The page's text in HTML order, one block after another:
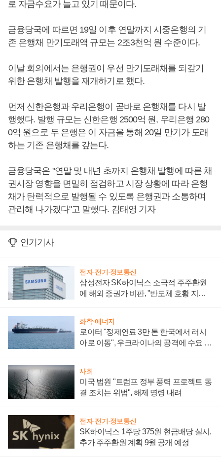
로 자금수요가 늘고 있기 때문이다.
금융당국에 따르면 19일 이후 연말까지 시중은행의 기
존 은행채 만기도래액 규모는 2조3천억 원 수준이다.
이날 회의에서는 은행권이 우선 만기도래채를 되갚기
위한 은행채 발행을 재개하기로 했다.
먼저 신한은행과 우리은행이 곧바로 은행채를 다시 발
행했다. 발행 규모는 신한은행 2500억 원, 우리은행 280
0억 원으로 두 은행은 이 자금을 통해 20일 만기가 도래
하는 기존 은행채를 갚는다.
금융당국은 "연말 및 내년 초까지 은행채 발행에 따른 채
권시장 영향을 면밀히 점검하고 시장 상황에 따라 은행
채가 탄력적으로 발행될 수 있도록 은행권과 소통하며
관리해 나가겠다"고 말했다. 김태영 기자
인기기사
전자·전기·정보통신
삼성전자 SK하이닉스 소극적 주주환원
에 해외 증권가 비판, "반도체 호황 지속
화학·에너지
로이터 "정제연료 3만 톤 한국에서 러시
아로 이동", 우크라이나의 공격에 수요 늘
사회
미국 법원 "트럼프 정부 풍력 프로젝트 동
결 조치는 위법", 해제 명령 내려
전자·전기·정보통신
SK하이닉스 1주당 375원 현금배당 실시,
추가 주주환원 계획 9월 공개 예정